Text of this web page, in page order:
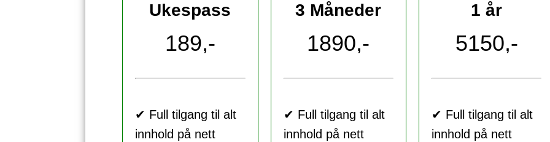
Ukespass
189,-
✔ Full tilgang til alt
innhold på nett
3 Måneder
1890,-
✔ Full tilgang til alt
innhold på nett
1 år
5150,-
✔ Full tilgang til alt
innhold på nett